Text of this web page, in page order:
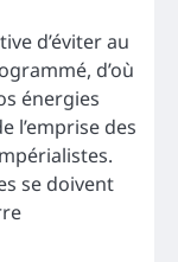
d’éviter au
d’où
énergies
l’emprise des
se doivent